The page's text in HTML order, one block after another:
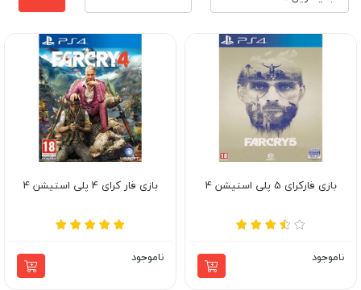
بازی فارکرای 5 پلی استیشن 4
ناموجود
بازی فار کرای 4 پلی استیشن 4
ناموجود